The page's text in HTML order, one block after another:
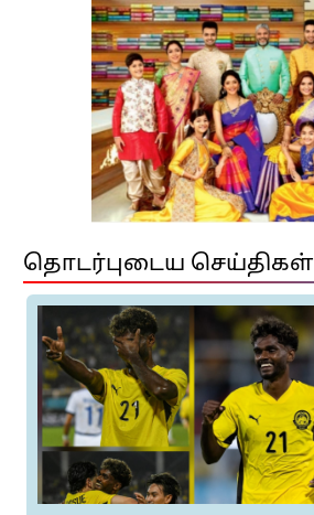
தொடர்புடைய செய்திகள்